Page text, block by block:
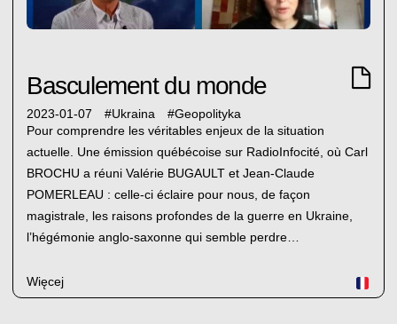
Basculement du monde
2023-01-07 #Ukraina #Geopolityka
Pour comprendre les véritables enjeux de la situation
actuelle. Une émission québécoise sur RadioInfocité, où Carl
BROCHU a réuni Valérie BUGAULT et Jean-Claude
POMERLEAU : celle-ci éclaire pour nous, de façon
magistrale, les raisons profondes de la guerre en Ukraine,
l’hégémonie anglo-saxonne qui semble perdre…
Więcej